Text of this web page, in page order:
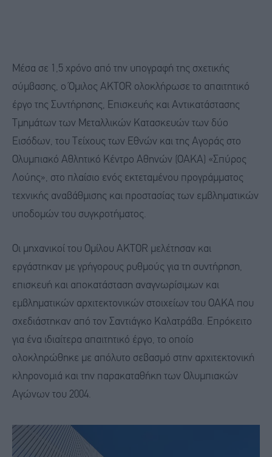
Μέσα σε 1,5 χρόνο από την υπογραφή της σχετικής
σύμβασης, ο Όμιλος AKTOR ολοκλήρωσε το απαιτητικό
έργο της Συντήρησης, Επισκευής και Αντικατάστασης
Τμημάτων των Μεταλλικών Κατασκευών των δύο
Εισόδων, του Τείχους των Εθνών και της Αγοράς στο
Ολυμπιακό Αθλητικό Κέντρο Αθηνών (ΟΑΚΑ) «Σπύρος
Λούης», στο πλαίσιο ενός εκτεταμένου προγράμματος
τεχνικής αναβάθμισης και προστασίας των εμβληματικών
υποδομών του συγκροτήματος.
Οι μηχανικοί του Ομίλου AKTOR μελέτησαν και
εργάστηκαν με γρήγορους ρυθμούς για τη συντήρηση,
επισκευή και αποκατάσταση αναγνωρίσιμων και
εμβληματικών αρχιτεκτονικών στοιχείων του ΟΑΚΑ που
σχεδιάστηκαν από τον Σαντιάγκο Καλατράβα. Επρόκειτο
για ένα ιδιαίτερα απαιτητικό έργο, το οποίο
ολοκληρώθηκε με απόλυτο σεβασμό στην αρχιτεκτονική
κληρονομιά και την παρακαταθήκη των Ολυμπιακών
Αγώνων του 2004.